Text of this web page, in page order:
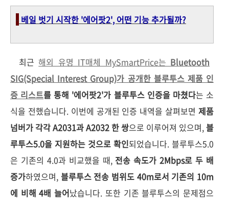
- 베일 벗기 시작한 '에어팟2', 어떤 기능 추가될까?
최근해외 유명 IT매체 MySmartPrice는 Bluetooth
SIG(Special Interest Group)가 공개한 블루투스 제품 인
증 리스트를 통해 '에어팟2'가 블루투스 인증을 마쳤다는 소
식을 전했습니다. 이번에 공개된 인증 내역을 살펴보면 제품
넘버가 각각 A2031과 A2032 한 쌍으로 이루어져 있으며,블
루투스5.0을 지원하는 것으로 확인되었습니다. 블루투스5.0
은 기존의 4.0과 비교했을 때, 전송 속도가 2Mbps로 두 배
증가하였으며, 블루투스 전송 범위도 40m로서 기존의 10m
에 비해 4배 늘어났습니다. 또한 기존 블루투스의 문제점으